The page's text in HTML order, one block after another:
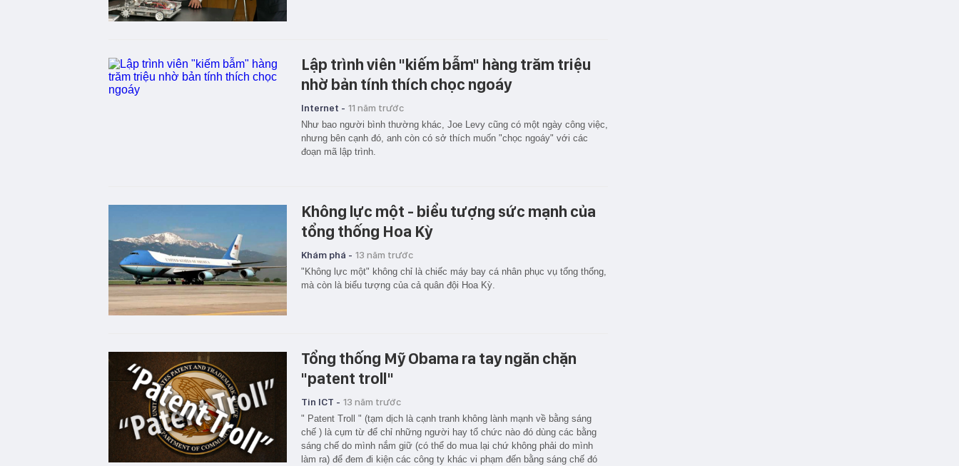
Lập trình viên "kiếm bẫm" hàng trăm triệu
nhờ bản tính thích chọc ngoáy
Internet - 11 năm trước
Như bao người bình thường khác, Joe Levy cũng có một ngày công việc,
nhưng bên cạnh đó, anh còn có sở thích muốn "chọc ngoáy" với các
đoạn mã lập trình.
Không lực một - biểu tượng sức mạnh của
tổng thống Hoa Kỳ
Khám phá - 13 năm trước
"Không lực một" không chỉ là chiếc máy bay cá nhân phục vụ tổng thống,
mà còn là biểu tượng của cả quân đội Hoa Kỳ.
Tổng thống Mỹ Obama ra tay ngăn chặn
"patent troll"
Tin ICT - 13 năm trước
" Patent Troll " (tạm dịch là cạnh tranh không lành mạnh về bằng sáng
chế ) là cụm từ để chỉ những người hay tổ chức nào đó dùng các bằng
sáng chế do mình nắm giữ (có thể do mua lại chứ không phải do mình
làm ra) để đem đi kiện các công ty khác vi phạm đến bằng sáng chế đó